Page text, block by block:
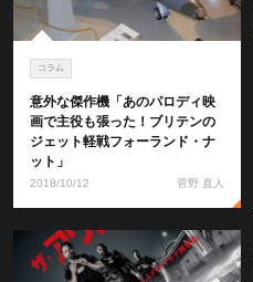
コラム
意外な傑作機「あのパロディ映
画で主役も張った！ブリテンの
ジェット軽戦フォーランド・ナ
ット」
2018/10/12 菅野 直人